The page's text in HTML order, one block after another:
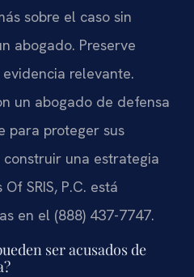
sobre el caso sin
abogado. Preserve
relevante.
un abogado de defensa
para proteger sus
una estrategia
SRIS, P.C. está
en el (888) 437-7747.
ser acusados de